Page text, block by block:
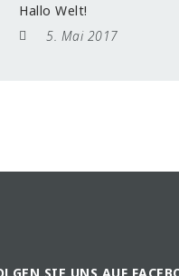
Hallo Welt!
5. Mai 2017